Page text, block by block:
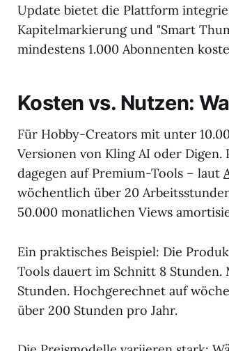
Update bietet die Plattform
Kapitelmarkierung und "Smart
mindestens 1.000 Abonnenten
Kosten vs. Nutzen:
Für Hobby-Creators mit unter
Versionen von Kling AI oder
dagegen auf Premium-Tools – laut
wöchentlich über 20
50.000 monatlichen Views
Ein praktisches Beispiel: Die
Tools dauert im Schnitt 8
Stunden. Hochgerechnet auf
über 200 Stunden pro Jahr.